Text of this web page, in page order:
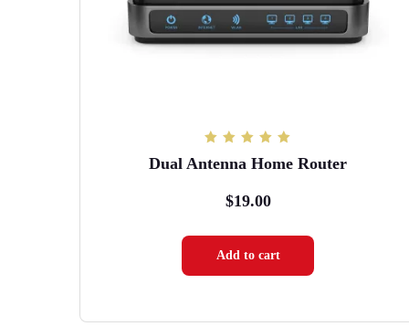
5.00
Dual Antenna Home Router
$19.00
Add to cart